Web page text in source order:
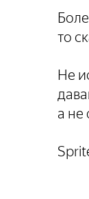
то
Не
а не